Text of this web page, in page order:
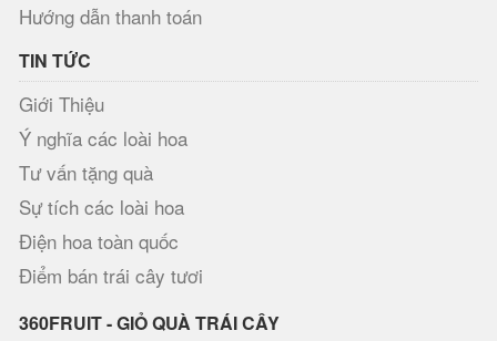
Hướng dẫn thanh toán
TIN TỨC
Giới Thiệu
Ý nghĩa các loài hoa
Tư vấn tặng quà
Sự tích các loài hoa
Điện hoa toàn quốc
Điểm bán trái cây tươi
360FRUIT - GIỎ QUÀ TRÁI CÂY